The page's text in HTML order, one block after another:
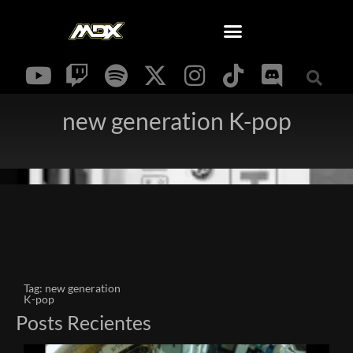
new generation K-pop
Tag: new generation
K-pop
Posts Recientes